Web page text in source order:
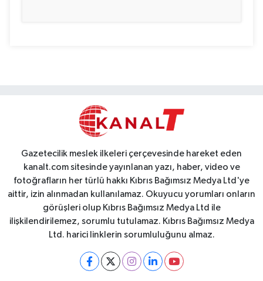
Gazetecilik meslek ilkeleri çerçevesinde hareket eden
kanalt.com sitesinde yayınlanan yazı, haber, video ve
fotoğrafların her türlü hakkı Kıbrıs Bağımsız Medya Ltd'ye
aittir, izin alınmadan kullanılamaz. Okuyucu yorumları onların
görüşleri olup Kıbrıs Bağımsız Medya Ltd ile
ilişkilendirilemez, sorumlu tutulamaz. Kıbrıs Bağımsız Medya
Ltd. harici linklerin sorumluluğunu almaz.